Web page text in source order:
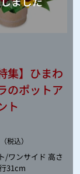
集】ひまわ
のポットア
ト
税込）
/ワンサイド 高さ
31cm